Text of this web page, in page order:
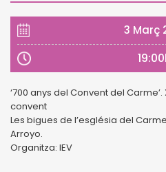
3 Març
‘700 anys del Convent del
convent
Les bigues de l’església del
Arroyo.
Organitza: IEV